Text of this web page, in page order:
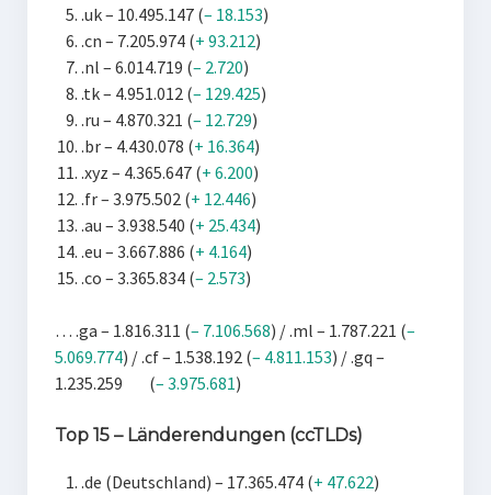
.uk – 10.495.147 (– 18.153)
.cn – 7.205.974 (+ 93.212)
.nl – 6.014.719 (– 2.720)
.tk – 4.951.012 (– 129.425)
.ru – 4.870.321 (– 12.729)
.br – 4.430.078 (+ 16.364)
.xyz – 4.365.647 (+ 6.200)
.fr – 3.975.502 (+ 12.446)
.au – 3.938.540 (+ 25.434)
.eu – 3.667.886 (+ 4.164)
.co – 3.365.834 (– 2.573)
… .ga – 1.816.311 (– 7.106.568) / .ml – 1.787.221 (–
5.069.774) / .cf – 1.538.192 (– 4.811.153) / .gq –
1.235.259 (– 3.975.681)
Top 15 – Länderendungen (ccTLDs)
.de (Deutschland) – 17.365.474 (+ 47.622)